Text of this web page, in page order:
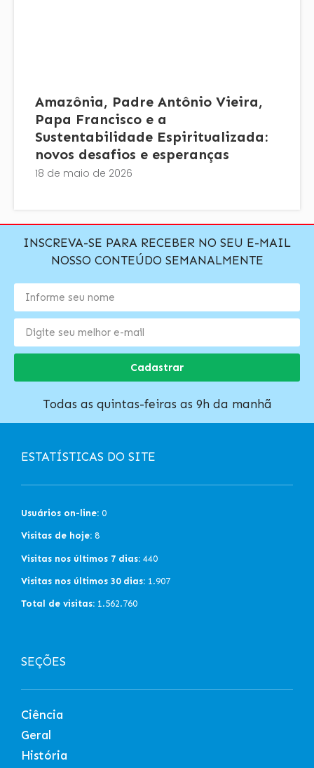
Amazônia, Padre Antônio Vieira,
Papa Francisco e a
Sustentabilidade Espiritualizada:
novos desafios e esperanças
18 de maio de 2026
INSCREVA-SE PARA RECEBER NO SEU E-MAIL
NOSSO CONTEÚDO SEMANALMENTE
Cadastrar
Todas as quintas-feiras as 9h da manhã
ESTATÍSTICAS DO SITE
Usuários on-line: 0
Visitas de hoje: 8
Visitas nos últimos 7 dias: 440
Visitas nos últimos 30 dias: 1.907
Total de visitas: 1.562.760
SEÇÕES
Ciência
Geral
História